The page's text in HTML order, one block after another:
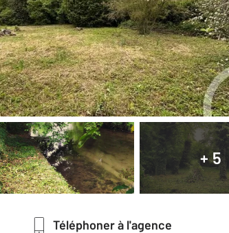
+ 5
Téléphoner à l'agence